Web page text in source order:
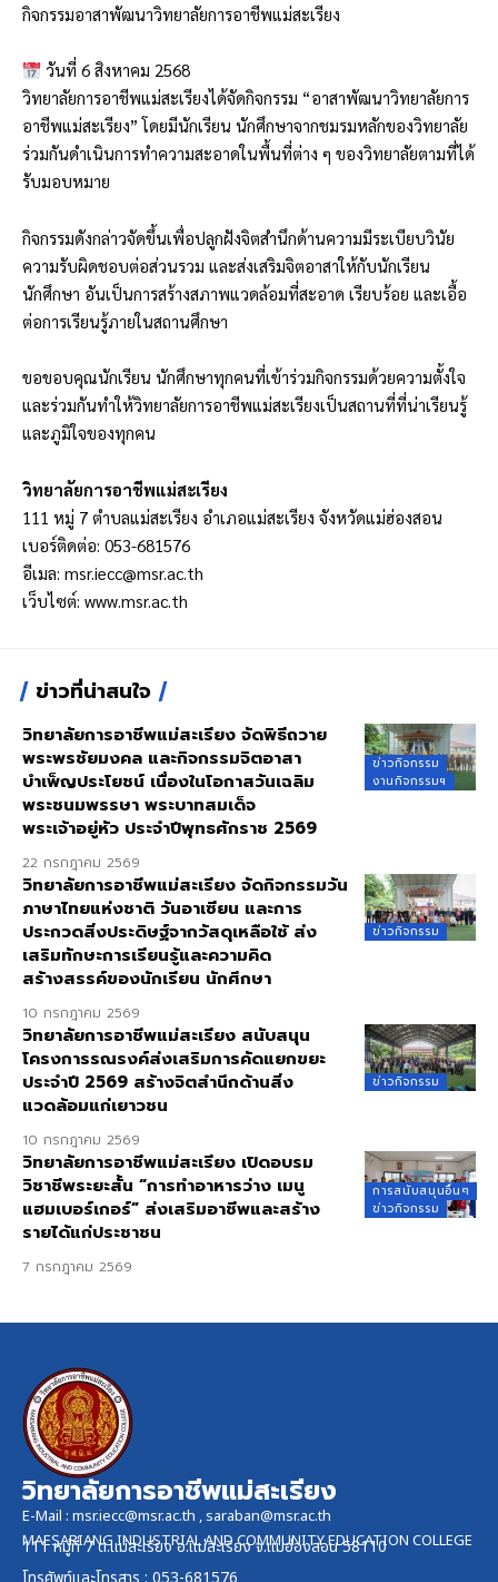
กิจกรรมอาสาพัฒนาวิทยาลัยการอาชีพแม่สะเรียง
วันที่ 6 สิงหาคม 2568
วิทยาลัยการอาชีพแม่สะเรียงได้จัดกิจกรรม “อาสาพัฒนาวิทยาลัยการ
อาชีพแม่สะเรียง” โดยมีนักเรียน นักศึกษาจากชมรมหลักของวิทยาลัย
ร่วมกันดำเนินการทำความสะอาดในพื้นที่ต่าง ๆ ของวิทยาลัยตามที่ได้
รับมอบหมาย
กิจกรรมดังกล่าวจัดขึ้นเพื่อปลูกฝังจิตสำนึกด้านความมีระเบียบวินัย
ความรับผิดชอบต่อส่วนรวม และส่งเสริมจิตอาสาให้กับนักเรียน
นักศึกษา อันเป็นการสร้างสภาพแวดล้อมที่สะอาด เรียบร้อย และเอื้อ
ต่อการเรียนรู้ภายในสถานศึกษา
ขอขอบคุณนักเรียน นักศึกษาทุกคนที่เข้าร่วมกิจกรรมด้วยความตั้งใจ
และร่วมกันทำให้วิทยาลัยการอาชีพแม่สะเรียงเป็นสถานที่ที่น่าเรียนรู้
และภูมิใจของทุกคน
วิทยาลัยการอาชีพแม่สะเรียง
111 หมู่ 7 ตำบลแม่สะเรียง อำเภอแม่สะเรียง จังหวัดแม่ฮ่องสอน
เบอร์ติดต่อ: 053-681576
อีเมล: msr.iecc@msr.ac.th
เว็บไซต์: www.msr.ac.th
ข่าวที่น่าสนใจ
ข่าวกิจกรรม
งานกิจกรรมฯ
วิทยาลัยการอาชีพแม่สะเรียง จัดพิธีถวาย
พระพรชัยมงคล และกิจกรรมจิตอาสา
บำเพ็ญประโยชน์ เนื่องในโอกาสวันเฉลิม
พระชนมพรรษา พระบาทสมเด็จ
พระเจ้าอยู่หัว ประจำปีพุทธศักราช 2569
22 กรกฎาคม 2569
ข่าวกิจกรรม
วิทยาลัยการอาชีพแม่สะเรียง จัดกิจกรรมวัน
ภาษาไทยแห่งชาติ วันอาเซียน และการ
ประกวดสิ่งประดิษฐ์จากวัสดุเหลือใช้ ส่ง
เสริมทักษะการเรียนรู้และความคิด
สร้างสรรค์ของนักเรียน นักศึกษา
10 กรกฎาคม 2569
ข่าวกิจกรรม
วิทยาลัยการอาชีพแม่สะเรียง สนับสนุน
โครงการรณรงค์ส่งเสริมการคัดแยกขยะ
ประจำปี 2569 สร้างจิตสำนึกด้านสิ่ง
แวดล้อมแก่เยาวชน
10 กรกฎาคม 2569
การสนับสนุนอื่นๆ
ข่าวกิจกรรม
วิทยาลัยการอาชีพแม่สะเรียง เปิดอบรม
วิชาชีพระยะสั้น “การทำอาหารว่าง เมนู
แฮมเบอร์เกอร์” ส่งเสริมอาชีพและสร้าง
รายได้แก่ประชาชน
7 กรกฎาคม 2569
วิทยาลัยการอาชีพแม่สะเรียง
E-Mail : msr.iecc@msr.ac.th ,saraban@msr.ac.th
MAESARIANG INDUSTRIAL AND COMMUNITY EDUCATION COLLEGE
111 หมู่ที่ 7 ต.แม่สะเรียง อ.แม่สะเรียง จ.แม่ฮ่องสอน 58110